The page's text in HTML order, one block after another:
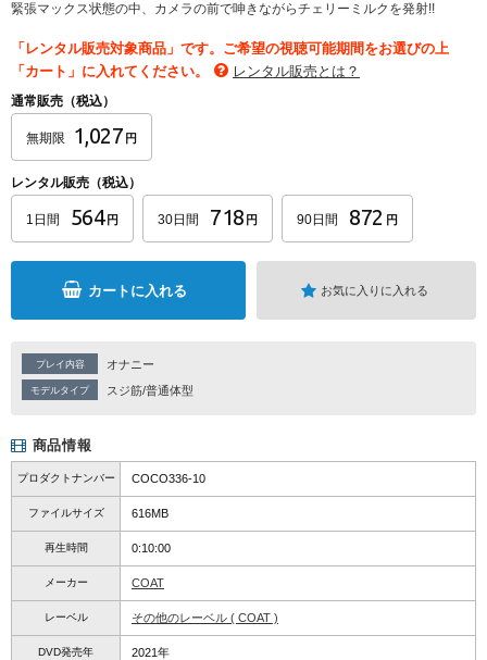
緊張マックス状態の中、カメラの前で呻きながらチェリーミルクを発射!!
「レンタル販売対象商品」です。ご希望の視聴可能期間をお選びの上
「カート」に入れてください。
レンタル販売とは？
通常販売（税込）
無期限 1,027 円
レンタル販売（税込）
1日間 564 円 30日間 718 円 90日間 872 円
カートに入れる お気に入りに入れる
プレイ内容 オナニー
モデルタイプ スジ筋/普通体型
商品情報
プロダクトナンバー COCO336-10
ファイルサイズ 616MB
再生時間 0:10:00
メーカー COAT
レーベル その他のレーベル ( COAT )
DVD発売年 2021年